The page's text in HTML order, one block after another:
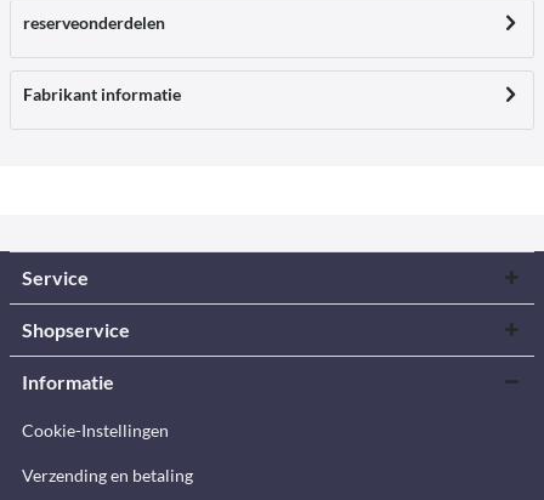
reserveonderdelen
Fabrikant informatie
Service
Shopservice
Informatie
Cookie-Instellingen
Verzending en betaling